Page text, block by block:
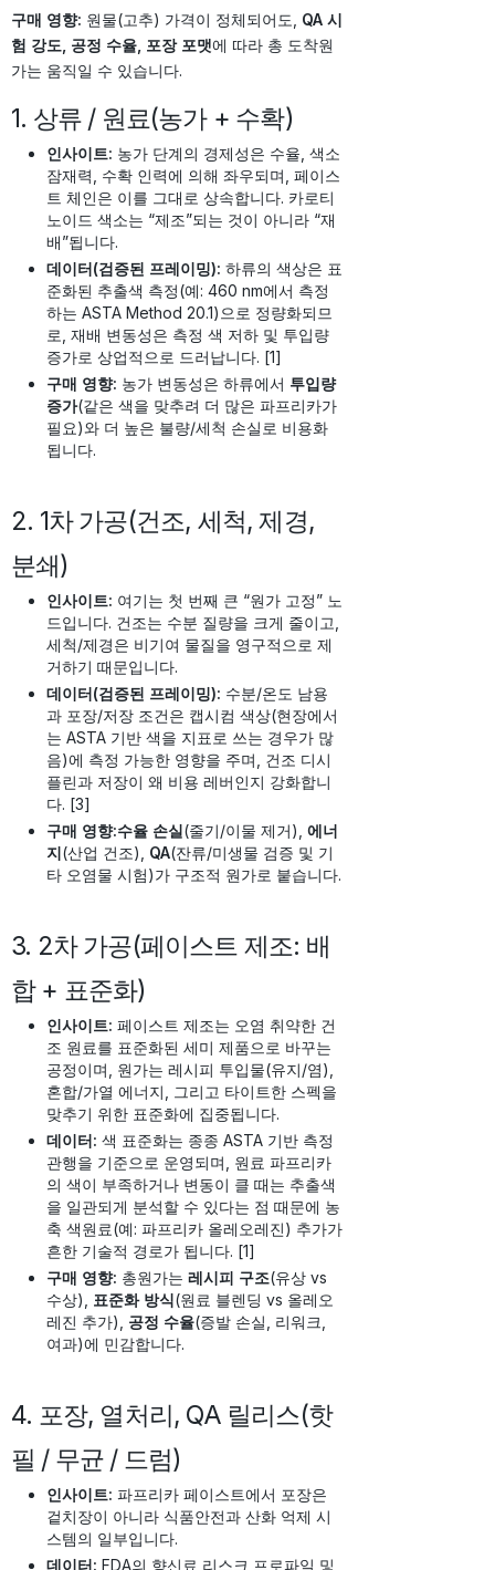
구매 영향: 원물(고추) 가격이 정체되어도, QA 시
험 강도, 공정 수율, 포장 포맷에 따라 총 도착원
가는 움직일 수 있습니다.
1. 상류 / 원료(농가 + 수확)
인사이트: 농가 단계의 경제성은 수율, 색소
잠재력, 수확 인력에 의해 좌우되며, 페이스
트 체인은 이를 그대로 상속합니다. 카로티
노이드 색소는 “제조”되는 것이 아니라 “재
배”됩니다.
데이터(검증된 프레이밍): 하류의 색상은 표
준화된 추출색 측정(예: 460 nm에서 측정
하는 ASTA Method 20.1)으로 정량화되므
로, 재배 변동성은 측정 색 저하 및 투입량
증가로 상업적으로 드러납니다. [1]
구매 영향: 농가 변동성은 하류에서 투입량
증가(같은 색을 맞추려 더 많은 파프리카가
필요)와 더 높은 불량/세척 손실로 비용화
됩니다.
2. 1차 가공(건조, 세척, 제경,
분쇄)
인사이트: 여기는 첫 번째 큰 “원가 고정” 노
드입니다. 건조는 수분 질량을 크게 줄이고,
세척/제경은 비기여 물질을 영구적으로 제
거하기 때문입니다.
데이터(검증된 프레이밍): 수분/온도 남용
과 포장/저장 조건은 캡시컴 색상(현장에서
는 ASTA 기반 색을 지표로 쓰는 경우가 많
음)에 측정 가능한 영향을 주며, 건조 디시
플린과 저장이 왜 비용 레버인지 강화합니
다. [3]
구매 영향:수율 손실(줄기/이물 제거), 에너
지(산업 건조), QA(잔류/미생물 검증 및 기
타 오염물 시험)가 구조적 원가로 붙습니다.
3. 2차 가공(페이스트 제조: 배
합 + 표준화)
인사이트: 페이스트 제조는 오염 취약한 건
조 원료를 표준화된 세미 제품으로 바꾸는
공정이며, 원가는 레시피 투입물(유지/염),
혼합/가열 에너지, 그리고 타이트한 스펙을
맞추기 위한 표준화에 집중됩니다.
데이터: 색 표준화는 종종 ASTA 기반 측정
관행을 기준으로 운영되며, 원료 파프리카
의 색이 부족하거나 변동이 클 때는 추출색
을 일관되게 분석할 수 있다는 점 때문에 농
축 색원료(예: 파프리카 올레오레진) 추가가
흔한 기술적 경로가 됩니다. [1]
구매 영향: 총원가는 레시피 구조(유상 vs
수상),
표준화 방식(원료 블렌딩 vs 올레오
레진 추가), 공정 수율(증발 손실, 리워크,
여과)에 민감합니다.
4. 포장, 열처리, QA 릴리스(핫
필 / 무균 / 드럼)
인사이트: 파프리카 페이스트에서 포장은
겉치장이 아니라 식품안전과 산화 억제 시
스템의 일부입니다.
데이터: FDA의 향신료 리스크 프로파일 및